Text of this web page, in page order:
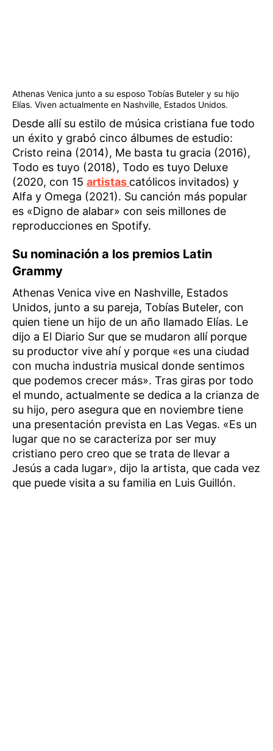
Athenas Venica junto a su esposo Tobías Buteler y su hijo
Elías. Viven actualmente en Nashville, Estados Unidos.
Desde allí su estilo de música cristiana fue todo
un éxito y grabó cinco álbumes de estudio:
Cristo reina (2014), Me basta tu gracia (2016),
Todo es tuyo (2018), Todo es tuyo Deluxe
(2020, con 15 artistas católicos invitados) y
Alfa y Omega (2021). Su canción más popular
es «Digno de alabar» con seis millones de
reproducciones en Spotify.
Su nominación a los premios Latin
Grammy
Athenas Venica vive en Nashville, Estados
Unidos, junto a su pareja, Tobías Buteler, con
quien tiene un hijo de un año llamado Elías. Le
dijo a El Diario Sur que se mudaron allí porque
su productor vive ahí y porque «es una ciudad
con mucha industria musical donde sentimos
que podemos crecer más». Tras giras por todo
el mundo, actualmente se dedica a la crianza de
su hijo, pero asegura que en noviembre tiene
una presentación prevista en Las Vegas. «Es un
lugar que no se caracteriza por ser muy
cristiano pero creo que se trata de llevar a
Jesús a cada lugar», dijo la artista, que cada vez
que puede visita a su familia en Luis Guillón.